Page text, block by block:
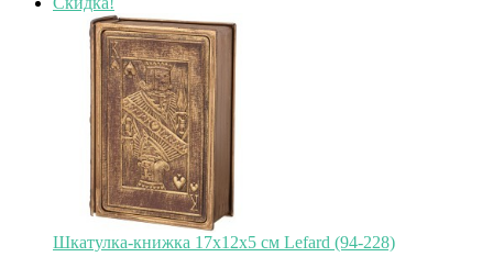
Шкатулка-книжка 17х12х5 см Lefard (94-228)